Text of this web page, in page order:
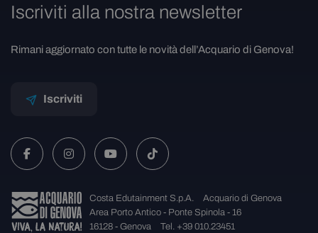
Iscriviti alla nostra newsletter
Rimani aggiornato con tutte le novità dell’Acquario di Genova!
Iscriviti
Costa Edutainment S.p.A.
Acquario di Genova
Area Porto Antico - Ponte Spinola - 16
16128 - Genova
Tel. +39 010.23451